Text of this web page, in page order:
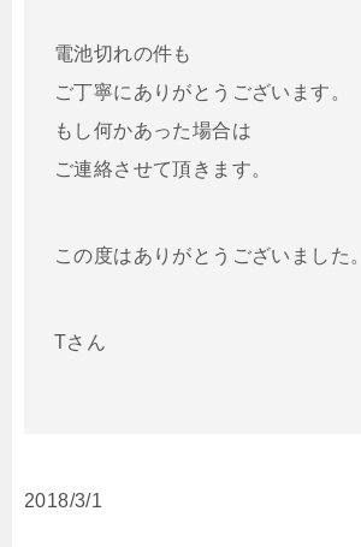
電池切れの件も
ご丁寧にありがとうございます。
もし何かあった場合は
ご連絡させて頂きます。
この度はありがとうございました。
Tさん
2018/3/1